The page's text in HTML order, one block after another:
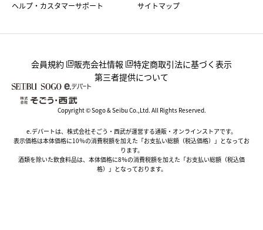
ヘルプ・カスタマーサポート サイトマップ
会員規約 販売会社情報
特定商取引法に基づく表示
第三者提供について
Copyright © Sogo & Seibu Co.,Ltd. All Rights Reserved.
e.デパートは、株式会社そごう・西武が運営する通販・オンラインストアです。
表示価格は本体価格に10％の消費税額を加えた「お支払い総額（税込価格）」となってお
ります。
酒類を除いた飲食料品は、本体価格に8％の消費税額を加えた「お支払い総額（税込価
格）」となっております。